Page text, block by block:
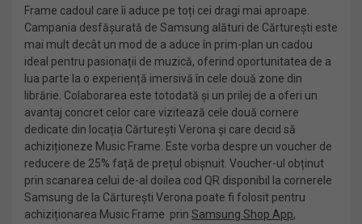
Frame cadoul care îi aduce pe toți cei dragi mai aproape.
Campania desfășurată de Samsung alături de Cărturești este
mai mult decât un mod de a aduce în prim-plan un cadou
ideal pentru pasionații de muzică, oferind oportunitatea de a
lua parte la o experiență imersivă în cele două zone din
librărie. Colaborarea este totodată și un prilej de a oferi un
avantaj concret celor care vizitează cele două cornere
dedicate din locația Cărturești Verona și care decid să
achiziționeze Music Frame. Este vorba despre un voucher de
reducere de 25% față de prețul obișnuit. Voucher-ul obținut
prin scanarea celui de-al doilea cod QR disponibil la cornerele
Samsung de la Cărturești Verona poate fi folosit pentru
achiziționarea Music Frame prin Samsung Shop App,